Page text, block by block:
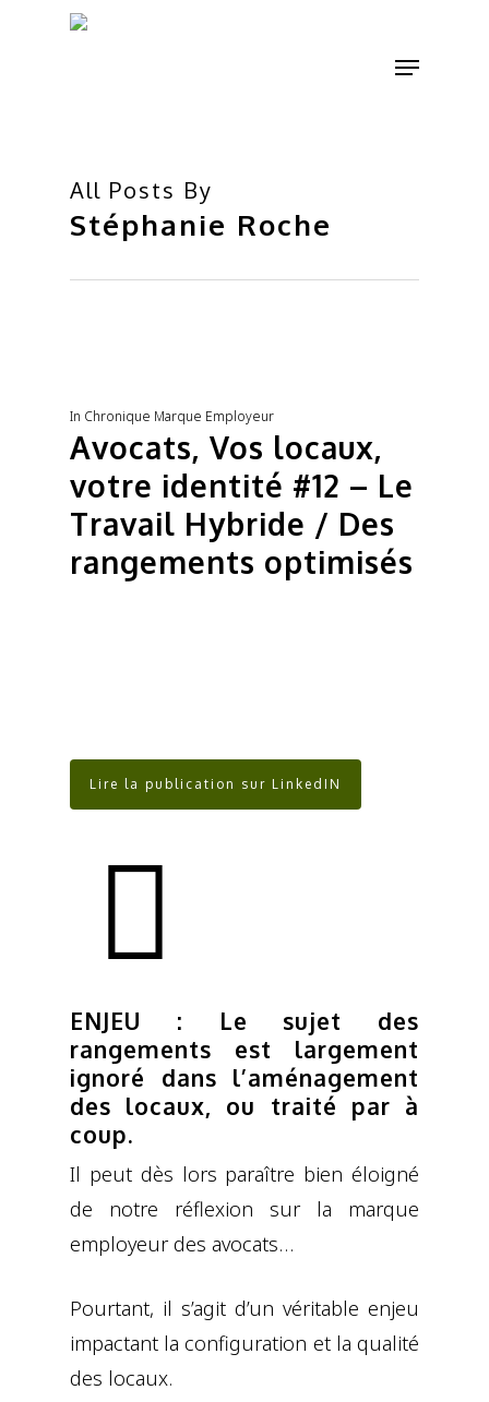
Menu
All Posts By
Stéphanie Roche
In Chronique Marque Employeur
Avocats, Vos locaux,
votre identité #12 – Le
Travail Hybride / Des
rangements optimisés
Lire la publication sur LinkedIN
ENJEU : Le sujet des
rangements est largement
ignoré dans l’aménagement
des locaux, ou traité par à
coup.
Il peut dès lors paraître bien éloigné
de notre réflexion sur la marque
employeur des avocats…
Pourtant, il s’agit d’un véritable enjeu
impactant la configuration et la qualité
des locaux.